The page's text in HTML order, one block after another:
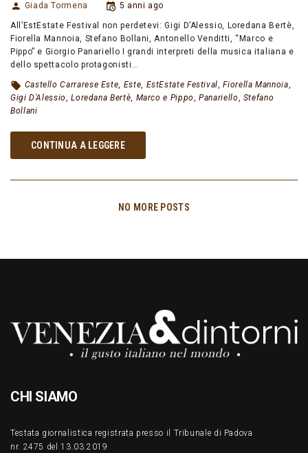
Giada Tormena 5 anni ago
All’EstEstate Festival non perdetevi: Gigi D’Alessio, Loredana Bertè,
Fiorella Mannoia, Stefano Bollani, Antonello Venditti, “Marco e
Pippo” e Giorgio Panariello I grandi interpreti della musica italiana e
dello spettacolo protagonisti…
Castello Carrarese Este, Este, EstEstate Festival,Fiorella Mannoia,
Gigi D'Alessio,Loredana Bertè, Marco e Pippo,Panariello, Stefano
Bollani
CONTINUA A LEGGERE
NO MORE POSTS
CHI SIAMO
Testata giornalistica registrata presso il Tribunale di Padova
nr. 2475 del 13.03.2019